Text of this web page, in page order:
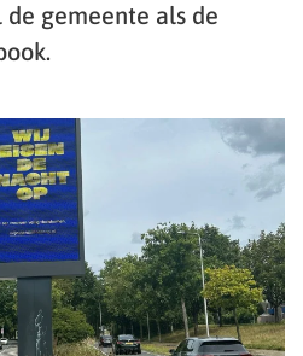
de gemeente als de